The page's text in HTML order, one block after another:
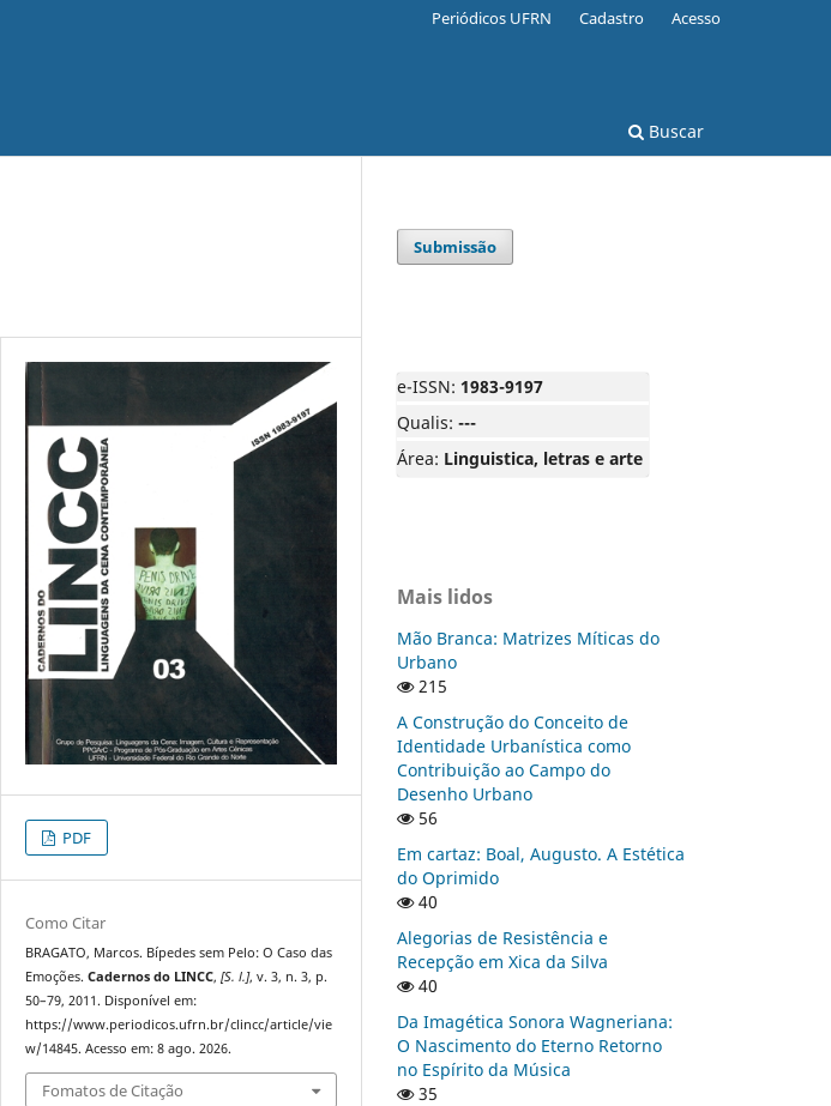
Buscar
Periódicos UFRN Cadastro Acesso
PDF
Como Citar
BRAGATO, Marcos. Bípedes sem Pelo: O Caso das
Emoções.Cadernos do LINCC,[S. l.], v. 3, n. 3, p.
50–79, 2011. Disponível em:
https://www.periodicos.ufrn.br/clincc/article/vie
w/14845. Acesso em: 8 ago. 2026.
Fomatos de Citação
Submissão
e-ISSN: 1983-9197
Qualis: ---
Área: Linguistica, letras e arte
Mais lidos
Mão Branca: Matrizes Míticas do
Urbano
215
A Construção do Conceito de
Identidade Urbanística como
Contribuição ao Campo do
Desenho Urbano
56
Em cartaz: Boal, Augusto. A Estética
do Oprimido
40
Alegorias de Resistência e
Recepção em Xica da Silva
40
Da Imagética Sonora Wagneriana:
O Nascimento do Eterno Retorno
no Espírito da Música
35